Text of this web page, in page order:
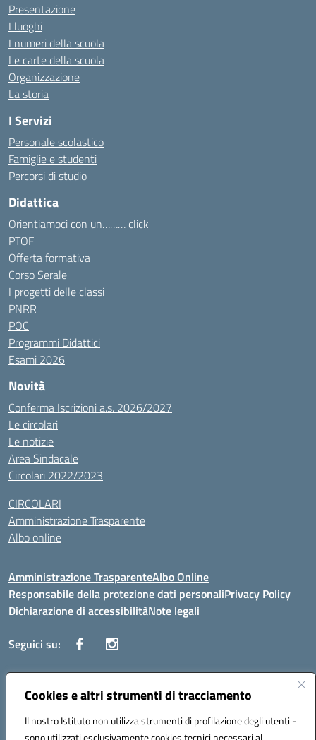
Cookies e altri strumenti di tracciamento
Il nostro Istituto non utilizza strumenti di profilazione degli utenti -
Presentazione
I luoghi
I numeri della scuola
Le carte della scuola
Organizzazione
La storia
I Servizi
Personale scolastico
Famiglie e studenti
Percorsi di studio
Didattica
Orientiamoci con un……… click
PTOF
Offerta formativa
Corso Serale
I progetti delle classi
PNRR
POC
Programmi Didattici
Esami 2026
Novità
Conferma Iscrizioni a.s. 2026/2027
Le circolari
Le notizie
Area Sindacale
Circolari 2022/2023
CIRCOLARI
Amministrazione Trasparente
Albo online
Amministrazione TrasparenteAlbo Online
Responsabile della protezione dati personaliPrivacy Policy
Dichiarazione di accessibilitàNote legali
Seguici su:
Indirizzo:Corso Vittorio Emanuele, 27 90133 - Palermo
Posta elettronica certificata (PEC):pais03600r@pec.istruzione.it